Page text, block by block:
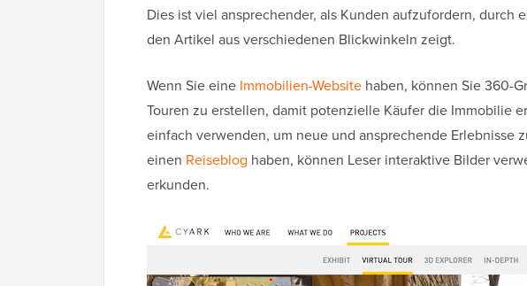
Dies ist viel ansprechender, als Kunden aufzufordern, durch
den Artikel aus verschiedenen Blickwinkeln zeigt.
Wenn Sie eine Immobilien-Website haben, können Sie 360-
Touren zu erstellen, damit potenzielle Käufer die Immobilie
einfach verwenden, um neue und ansprechende Erlebnisse
einen Reiseblog haben, können Leser interaktive Bilder
erkunden.